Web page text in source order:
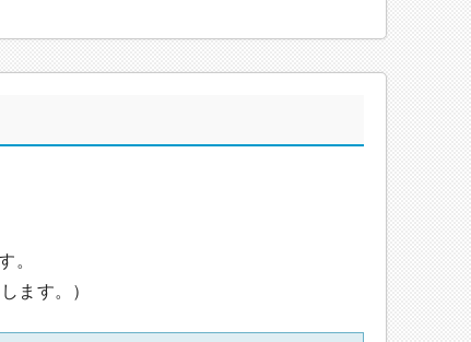
。
ます。）